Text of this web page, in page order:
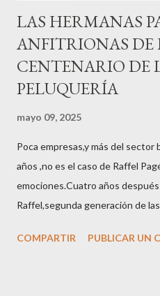
LAS HERMANAS
ANFITRIONAS DE
CENTENARIO DE
PELUQUERÍA
mayo 09, 2025
Poca empresas,y más del sector
años ,no es el caso de Raffel
emociones.Cuatro años
Raffel,segunda generación de
sector en una cena de
COMPARTIR PUBLICAR UN